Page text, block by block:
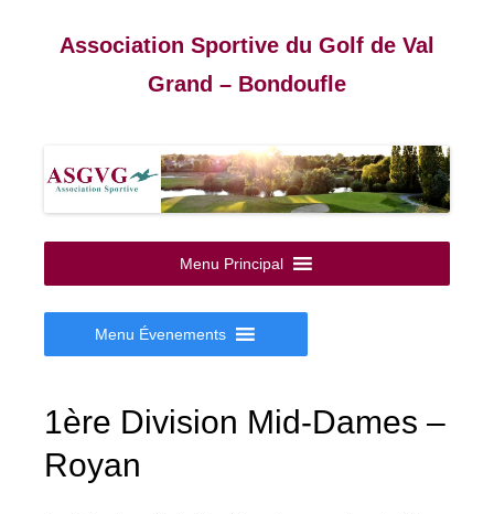
Association Sportive du Golf de Val
Grand – Bondoufle
au
contenu
Menu Principal
Menu Évenements
1ère Division Mid-Dames –
Royan